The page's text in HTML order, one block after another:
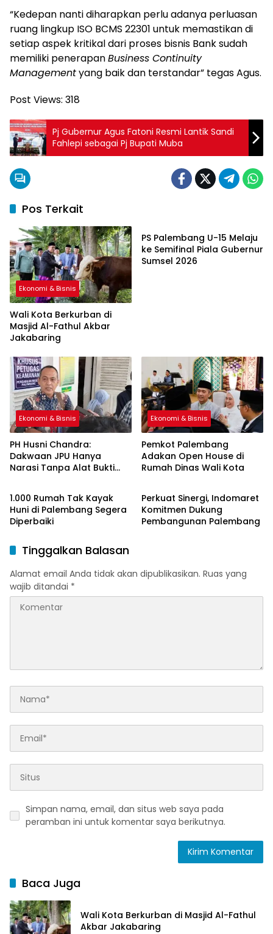
“Kedepan nanti diharapkan perlu adanya perluasan
ruang lingkup ISO BCMS 22301 untuk memastikan di
setiap aspek kritikal dari proses bisnis Bank sudah
memiliki penerapanBusiness Continuity
Managementyang baik dan terstandar” tegas Agus.
Post Views: 318
Pj Gubernur Agus Fatoni Resmi Lantik Sandi
Fahlepi sebagai Pj Bupati Muba
Pos Terkait
Ekonomi & Bisnis
Wali Kota Berkurban di
Masjid Al-Fathul Akbar
Jakabaring
PS Palembang U-15 Melaju
ke Semifinal Piala Gubernur
Sumsel 2026
Ekonomi & Bisnis
PH Husni Chandra:
Dakwaan JPU Hanya
Narasi Tanpa Alat Bukti
Ekonomi & Bisnis
Pemkot Palembang
Adakan Open House di
Rumah Dinas Wali Kota
Ekonomi & Bisnis
1.000 Rumah Tak Kayak
Huni di Palembang Segera
Diperbaiki
Ekonomi & Bisnis
Perkuat Sinergi, Indomaret
Komitmen Dukung
Pembangunan Palembang
Tinggalkan Balasan
Alamat email Anda tidak akan dipublikasikan. Ruas yang
wajib ditandai *
Simpan nama, email, dan situs web saya pada
peramban ini untuk komentar saya berikutnya.
Baca Juga
Wali Kota Berkurban di Masjid Al-Fathul
Akbar Jakabaring